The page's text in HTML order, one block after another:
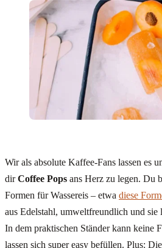
Wir als absolute Kaffee-Fans lassen es
dirCoffee Pops ans Herz zu legen. Du
Formen für Wassereis – etwa diese
aus Edelstahl, umweltfreundlich und sie
In dem praktischen Ständer kann keine
lassen sich super easy befüllen. Plus: